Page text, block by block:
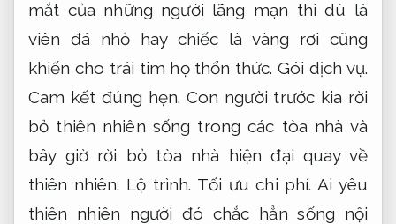
mắt của những người lãng mạn thì dù là
viên đá nhỏ hay chiếc là vàng rơi cũng
khiến cho trái tim họ thổn thức.Gói dịch vụ.
Cam kết đúng hẹn. Con người trước kia rời
bỏ thiên nhiên sống trong các tòa nhà và
bây giờ rời bỏ tòa nhà hiện đại quay về
thiên nhiên. Lộ trình. Tối ưu chi phí. Ai yêu
thiên nhiên người đó chắc hẳn sống nội